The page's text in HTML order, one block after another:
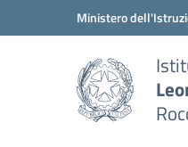
Vai ai contenuti
Vai al menu di navigazione
Ministero